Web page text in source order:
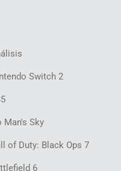
Switch 2
Man's Sky
of Duty: Black Ops 7
6